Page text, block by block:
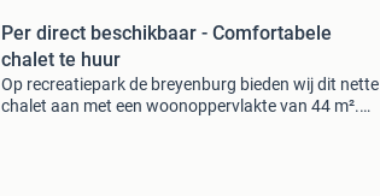
Per direct beschikbaar - Comfortabele
chalet te huur
Op recreatiepark de breyenburg bieden wij dit nette
chalet aan met een woonoppervlakte van 44 m².